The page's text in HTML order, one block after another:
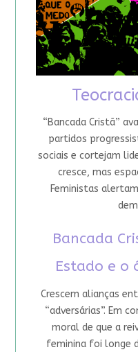
“Bancada Cristã”
partidos
sociais e cortejam
cresce, mas
Feministas
Bancada
Estado e o
Crescem alianças
“adversárias”. Em
moral de que a
feminina foi longe